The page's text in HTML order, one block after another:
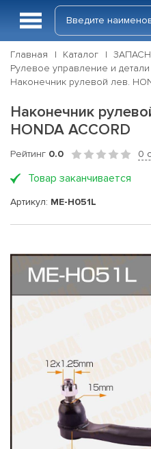
Главная Каталог
Рулевое управление и детали
Наконечник рулевой лев.
Наконечник
HONDA ACCORD
Рейтинг 0.0 0
Товар заканчивается
Артикул: ME-H051L